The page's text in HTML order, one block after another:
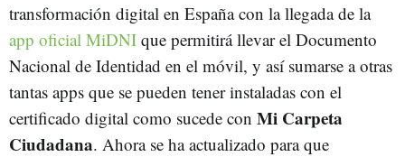
transformación digital en España con la llegada de la
app oficial MiDNI que permitirá llevar el Documento
Nacional de Identidad en el móvil, y así sumarse a otras
tantas apps que se pueden tener instaladas con el
certificado digital como sucede con Mi Carpeta
Ciudadana. Ahora se ha actualizado para que